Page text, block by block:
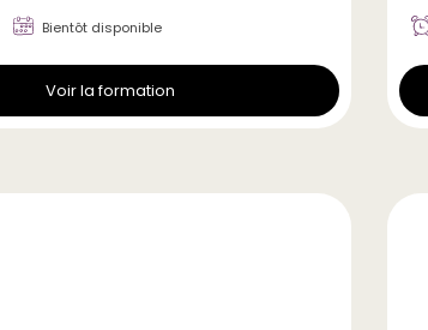
Bientôt disponible
Voir la formation